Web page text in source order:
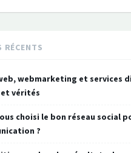
RÉCENTS
webmarketing et services
et vérités
choisi le bon réseau social
?